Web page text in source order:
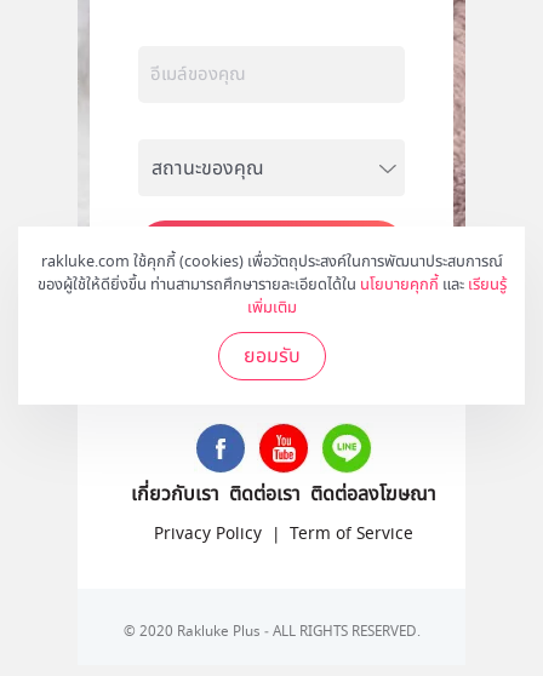
rakluke.com ใช้คุกกี้ (cookies) เพื่อวัตถุประสงค์ในการพัฒนาประสบการณ์
ของผู้ใช้ให้ดียิ่งขึ้น ท่านสามารถศึกษารายละเอียดได้ใน นโยบายคุกกี้ และ เรียนรู้
เพิ่มเติม
ยอมรับ
สมัคร
ติดตามเราได้ที่
เกี่ยวกับเรา ติดต่อเรา ติดต่อลงโฆษณา
Privacy Policy | Term of Service
© 2020 Rakluke Plus - ALL RIGHTS RESERVED.